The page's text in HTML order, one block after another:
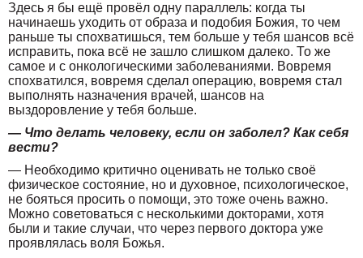
Здесь я бы ещё провёл одну параллель: когда ты
начинаешь уходить от образа и подобия Божия, то чем
раньше ты спохватишься, тем больше у тебя шансов всё
исправить, пока всё не зашло слишком далеко. То же
самое и с онкологическими заболеваниями. Вовремя
спохватился, вовремя сделал операцию, вовремя стал
выполнять назначения врачей, шансов на
выздоровление у тебя больше.
— Что делать человеку, если он заболел? Как себя
вести?
— Необходимо критично оценивать не только своё
физическое состояние, но и духовное, психологическое,
не бояться просить о помощи, это тоже очень важно.
Можно советоваться с несколькими докторами, хотя
были и такие случаи, что через первого доктора уже
проявлялась воля Божья.